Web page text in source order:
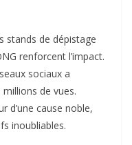
stands de dépistage
renforcent l’impact.
sociaux a
de vues.
d’une cause noble,
inoubliables.​